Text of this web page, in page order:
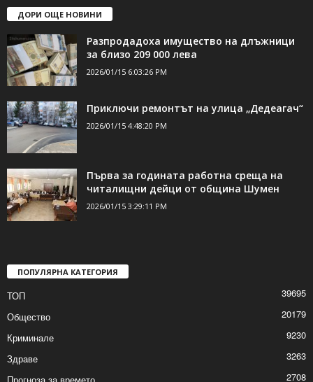
ДОРИ ОЩЕ НОВИНИ
Разпродадоха имущество на длъжници
за близо 209 000 лева
2026/01/15 6:03:26 PM
Приключи ремонтът на улица „Дедеагач“
2026/01/15 4:48:20 PM
Първа за годината работна среща на
читалищни дейци от община Шумен
2026/01/15 3:29:11 PM
ПОПУЛЯРНА КАТЕГОРИЯ
ТОП
39695
Общество
20179
Криминале
9230
Здраве
3263
2708